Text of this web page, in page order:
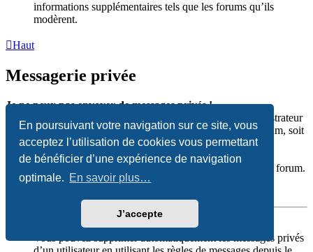
En poursuivant votre navigation sur ce site, vous
acceptez l’utilisation de cookies vous permettant
de bénéficier d’une expérience de navigation
optimale. En savoir plus…
J’accepte
informations supplémentaires tels que les forums qu’ils
modèrent.
Haut
Messagerie privée
Je ne peux pas envoyer de messages privés !
Soit vous n’êtes pas inscrit et connecté, soit un administrateur
a désactivé entièrement la messagerie privée sur le forum, soit
un administrateur ou un modérateur a décidé de vous
empêcher d’envoyer des messages privés. Pour plus
d’informations, veuillez contacter un administrateur du forum.
Je continue à recevoir des messages privés non sollicités !
Vous pouvez supprimer automatiquement les messages privés